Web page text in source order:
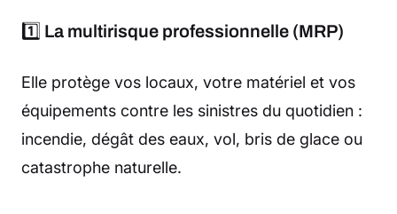
1️⃣ La multirisque professionnelle (MRP)
Elle protège vos locaux, votre matériel et vos
équipements contre les sinistres du quotidien :
incendie, dégât des eaux, vol, bris de glace ou
catastrophe naturelle.